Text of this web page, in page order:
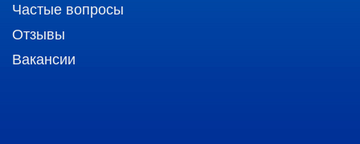
Частые вопросы
Отзывы
Вакансии